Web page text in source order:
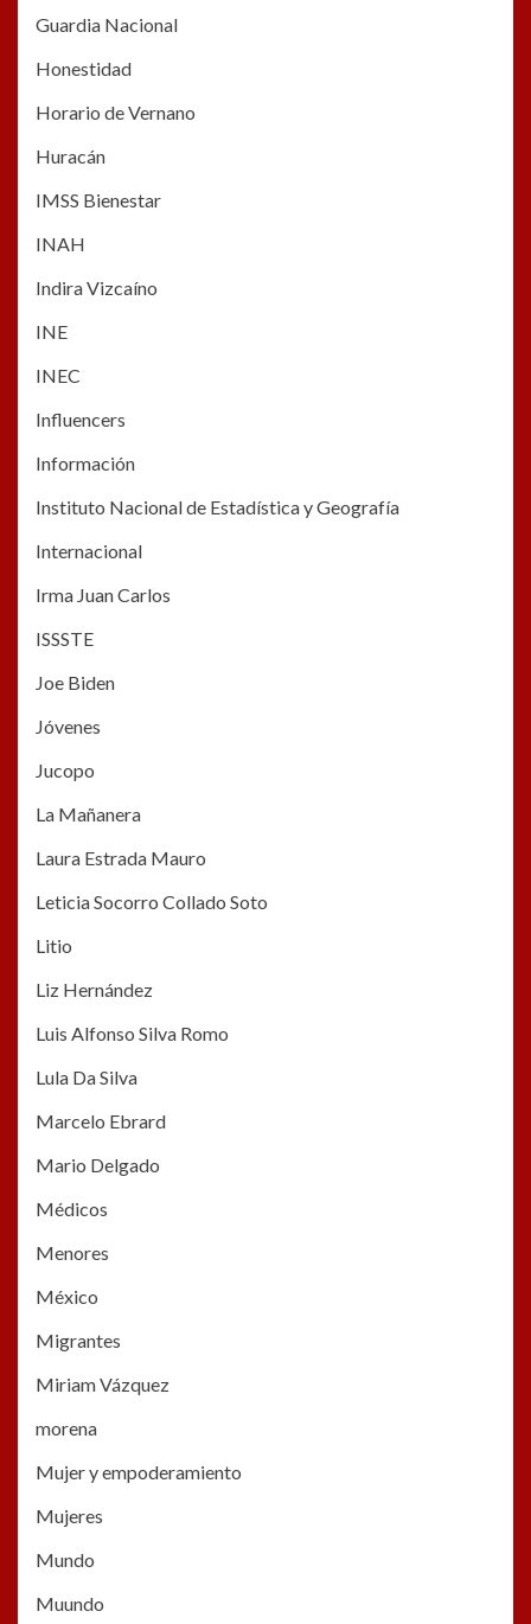
Guardia Nacional
Honestidad
Horario de Vernano
Huracán
IMSS Bienestar
INAH
Indira Vizcaíno
INE
INEC
Influencers
Información
Instituto Nacional de Estadística y Geografía
Internacional
Irma Juan Carlos
ISSSTE
Joe Biden
Jóvenes
Jucopo
La Mañanera
Laura Estrada Mauro
Leticia Socorro Collado Soto
Litio
Liz Hernández
Luis Alfonso Silva Romo
Lula Da Silva
Marcelo Ebrard
Mario Delgado
Médicos
Menores
México
Migrantes
Miriam Vázquez
morena
Mujer y empoderamiento
Mujeres
Mundo
Muundo